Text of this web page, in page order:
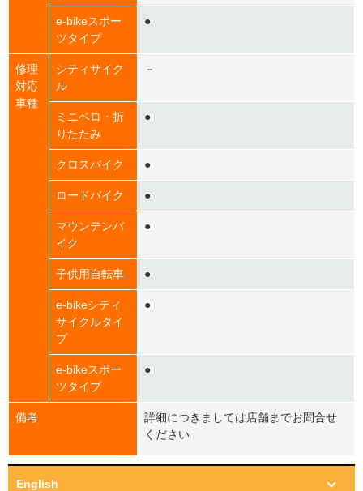
e-bikeスポー
ツタイプ
●
修理
対応
車種
シティサイク
ル
－
ミニベロ・折
りたたみ
●
クロスバイク ●
ロードバイク ●
マウンテンバ
イク
●
子供用自転車 ●
e-bikeシティ
サイクルタイ
プ
●
e-bikeスポー
ツタイプ
●
備考
詳細につきましては店舗までお問合せ
ください
English